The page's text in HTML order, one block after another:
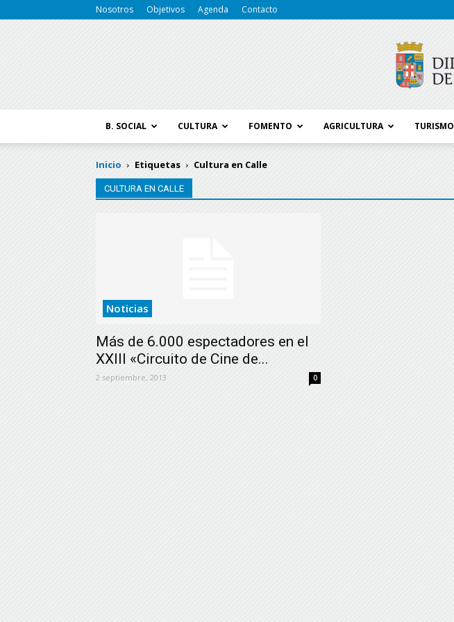
Nosotros Objetivos Agenda Contacto
B. SOCIAL CULTURA FOMENTO AGRICULTURA TURISMO
Inicio Etiquetas Cultura en Calle
CULTURA EN CALLE
Noticias
Más de 6.000 espectadores en el
XXIII «Circuito de Cine de...
2 septiembre, 2013 0